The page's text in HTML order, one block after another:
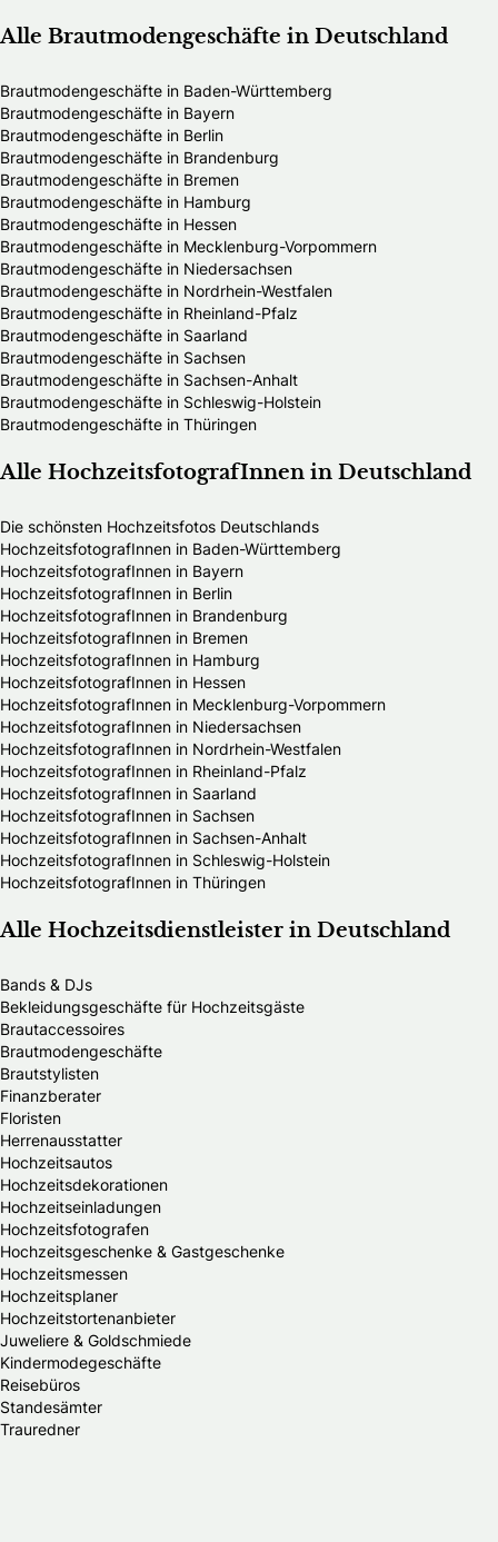
Alle Brautmodengeschäfte in Deutschland
Brautmodengeschäfte in Baden-Württemberg
Brautmodengeschäfte in Bayern
Brautmodengeschäfte in Berlin
Brautmodengeschäfte in Brandenburg
Brautmodengeschäfte in Bremen
Brautmodengeschäfte in Hamburg
Brautmodengeschäfte in Hessen
Brautmodengeschäfte in Mecklenburg-Vorpommern
Brautmodengeschäfte in Niedersachsen
Brautmodengeschäfte in Nordrhein-Westfalen
Brautmodengeschäfte in Rheinland-Pfalz
Brautmodengeschäfte in Saarland
Brautmodengeschäfte in Sachsen
Brautmodengeschäfte in Sachsen-Anhalt
Brautmodengeschäfte in Schleswig-Holstein
Brautmodengeschäfte in Thüringen
Alle HochzeitsfotografInnen in Deutschland
Die schönsten Hochzeitsfotos Deutschlands
HochzeitsfotografInnen in Baden-Württemberg
HochzeitsfotografInnen in Bayern
HochzeitsfotografInnen in Berlin
HochzeitsfotografInnen in Brandenburg
HochzeitsfotografInnen in Bremen
HochzeitsfotografInnen in Hamburg
HochzeitsfotografInnen in Hessen
HochzeitsfotografInnen in Mecklenburg-Vorpommern
HochzeitsfotografInnen in Niedersachsen
HochzeitsfotografInnen in Nordrhein-Westfalen
HochzeitsfotografInnen in Rheinland-Pfalz
HochzeitsfotografInnen in Saarland
HochzeitsfotografInnen in Sachsen
HochzeitsfotografInnen in Sachsen-Anhalt
HochzeitsfotografInnen in Schleswig-Holstein
HochzeitsfotografInnen in Thüringen
Alle Hochzeitsdienstleister in Deutschland
Bands & DJs
Bekleidungsgeschäfte für Hochzeitsgäste
Brautaccessoires
Brautmodengeschäfte
Brautstylisten
Finanzberater
Floristen
Herrenausstatter
Hochzeitsautos
Hochzeitsdekorationen
Hochzeitseinladungen
Hochzeitsfotografen
Hochzeitsgeschenke & Gastgeschenke
Hochzeitsmessen
Hochzeitsplaner
Hochzeitstortenanbieter
Juweliere & Goldschmiede
Kindermodegeschäfte
Reisebüros
Standesämter
Trauredner